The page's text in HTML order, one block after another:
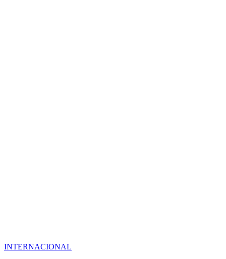
INTERNACIONAL